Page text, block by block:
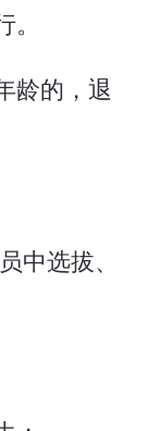
龄的，退
中选拔、